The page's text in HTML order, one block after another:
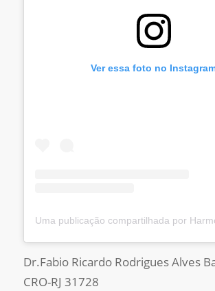
Ver essa foto no
Dr.Fabio Ricardo Rodrigues Alves
CRO-RJ 31728